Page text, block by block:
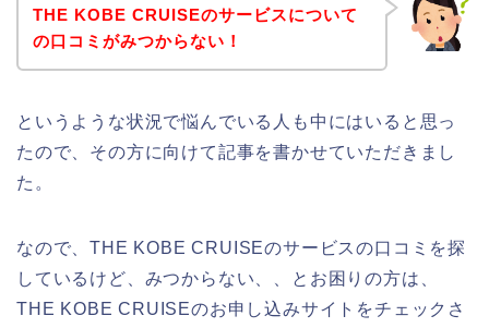
THE KOBE CRUISEのサービスについて
の口コミがみつからない！
というような状況で悩んでいる人も中にはいると思っ
たので、その方に向けて記事を書かせていただきまし
た。
なので、THE KOBE CRUISEのサービスの口コミを探
しているけど、みつからない、、とお困りの方は、
THE KOBE CRUISEのお申し込みサイトをチェックさ